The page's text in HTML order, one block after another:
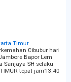
Timur
Cibubur hari
Bapor Lem
Sanjaya SH selaku
tepat jam13.40